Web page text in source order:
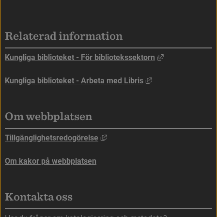
Relaterad information
Kungliga biblioteket - För bibliotekssektorn Länk till annan
Kungliga biblioteket - Arbeta med Libris Länk till annan
Om webbplatsen
Tillgänglighetsredogörelse Länk till annan webbplats,
Om kakor på webbplatsen
Kontakta oss